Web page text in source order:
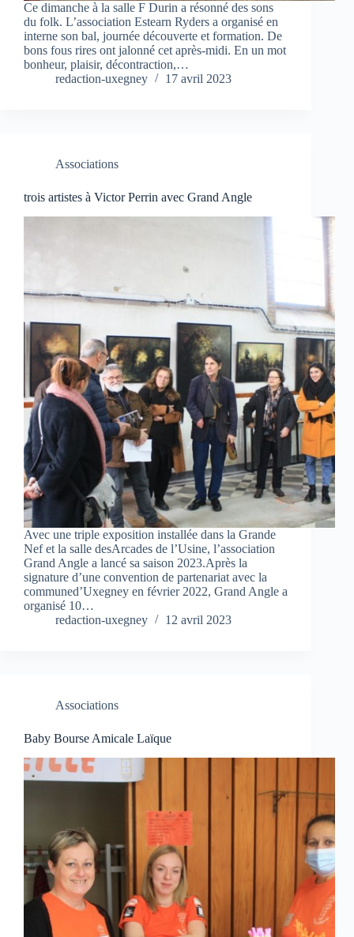
Ce dimanche à la salle F Durin a résonné des sons
du folk. L’association Estearn Ryders a organisé en
interne son bal, journée découverte et formation. De
bons fous rires ont jalonné cet après-midi. En un mot
bonheur, plaisir, décontraction,…
redaction-uxegney
17 avril 2023
Associations
trois artistes à Victor Perrin avec Grand Angle
Avec une triple exposition installée dans la Grande
Nef et la salle desArcades de l’Usine, l’association
Grand Angle a lancé sa saison 2023.Après la
signature d’une convention de partenariat avec la
communed’Uxegney en février 2022, Grand Angle a
organisé 10…
redaction-uxegney
12 avril 2023
Associations
Baby Bourse Amicale Laïque